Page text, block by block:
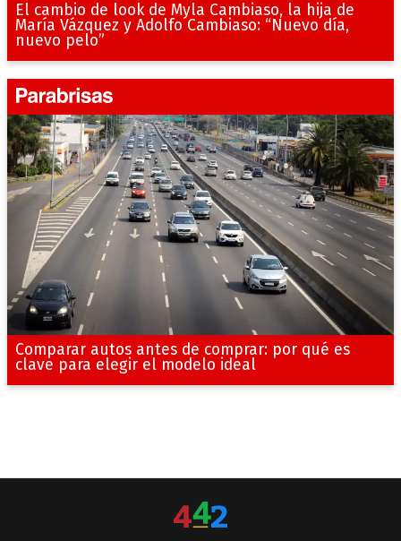
El cambio de look de Myla Cambiaso, la hija de
María Vázquez y Adolfo Cambiaso: “Nuevo día,
nuevo pelo”
Comparar autos antes de comprar: por qué es
clave para elegir el modelo ideal